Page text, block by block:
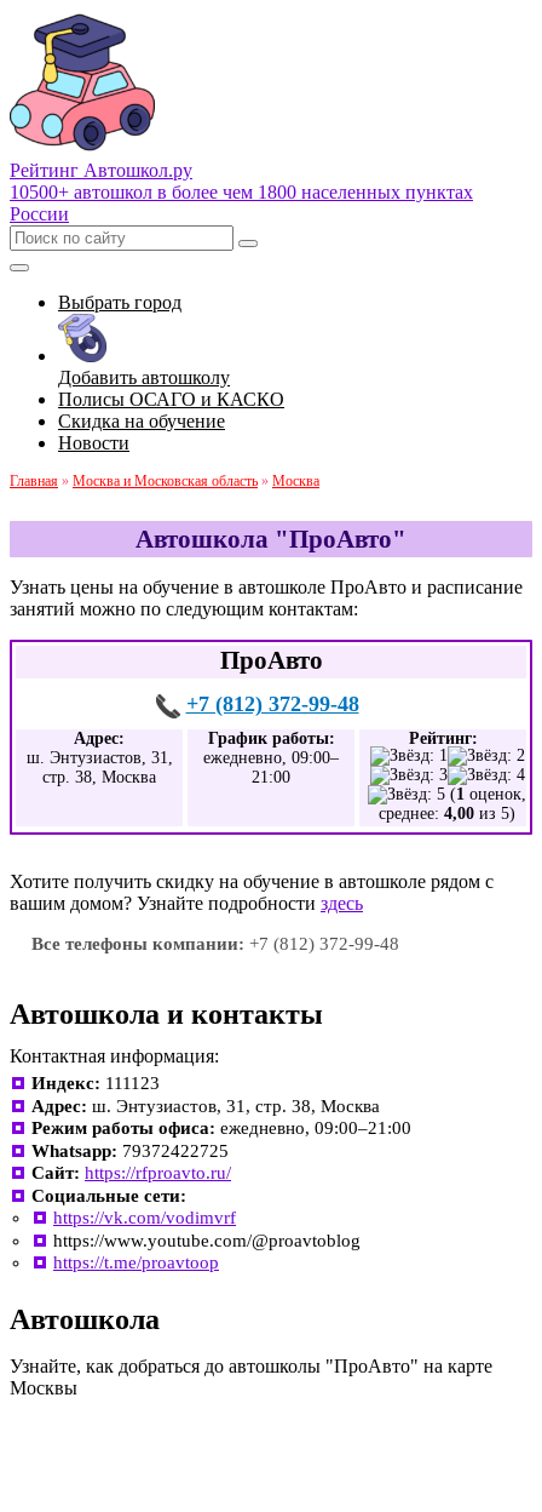
Рейтинг Автошкол.ру
10500+ автошкол в более чем 1800 населенных пунктах
России
Выбрать город
Добавить автошколу
Полисы ОСАГО и КАСКО
Скидка на обучение
Новости
Главная » Москва и Московская область » Москва
Автошкола "ПроАвто"
Узнать цены на обучение в автошколе ПроАвто и расписание
занятий можно по следующим контактам:
ПроАвто
+7 (812) 372-99-48
Адрес:
ш. Энтузиастов, 31,
стр. 38, Москва
График работы:
ежедневно, 09:00–
21:00
Рейтинг:
(1 оценок,
среднее: 4,00 из 5)
Хотите получить скидку на обучение в автошколе рядом с
вашим домом? Узнайте подробности здесь
Все телефоны компании: +7 (812) 372-99-48
Автошкола и контакты
Контактная информация:
Индекс: 111123
Адрес: ш. Энтузиастов, 31, стр. 38, Москва
Режим работы офиса: ежедневно, 09:00–21:00
Whatsapp: 79372422725
Сайт: https://rfproavto.ru/
Социальные сети:
https://vk.com/vodimvrf
https://www.youtube.com/@proavtoblog
https://t.me/proavtoop
Автошкола
Узнайте, как добраться до автошколы "ПроАвто" на карте
Москвы